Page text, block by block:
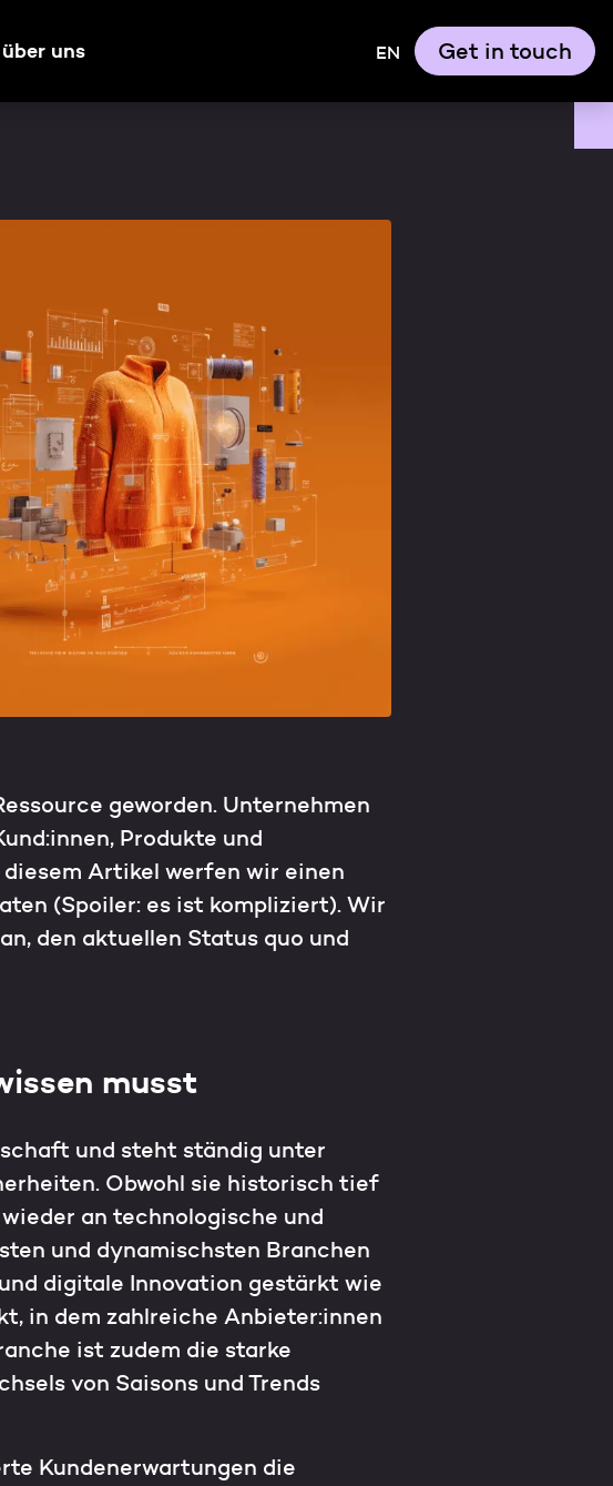
über uns EN Get in touch
geworden. Unternehmen
Produkte und
Artikel werfen wir einen
(Spoiler: es ist kompliziert). Wir
den aktuellen Status quo und
musst
und steht ständig unter
Obwohl sie historisch tief
an technologische und
und dynamischsten Branchen
digitale Innovation gestärkt wie
in dem zahlreiche Anbieter:innen
ist zudem die starke
von Saisons und Trends
Kundenerwartungen die